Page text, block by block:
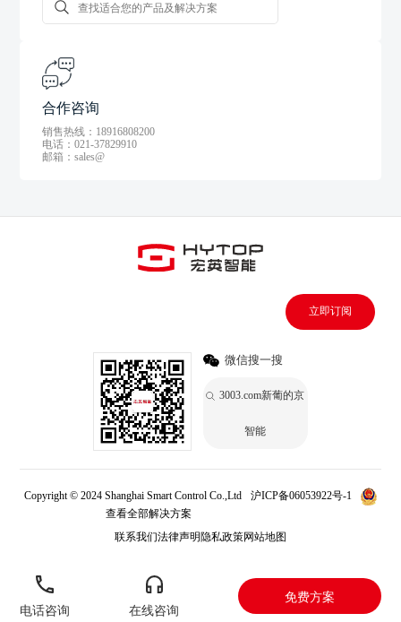
合作咨询
销售热线：18916808200
电话：021-37829910
邮箱：sales@
立即订阅
微信搜一搜
3003.com新葡的京
智能
Copyright © 2024 Shanghai Smart Control Co.,Ltd
沪ICP备06053922号-1
查看全部解决方案
联系我们法律声明隐私政策网站地图
电话咨询 在线咨询
免费方案